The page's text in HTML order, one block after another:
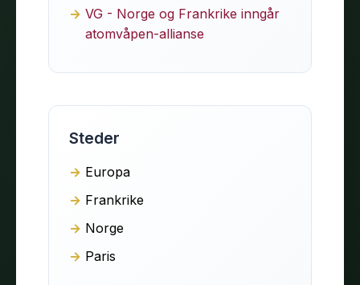
VG - Norge og Frankrike inngår
atomvåpen-allianse
Steder
Europa
Frankrike
Norge
Paris